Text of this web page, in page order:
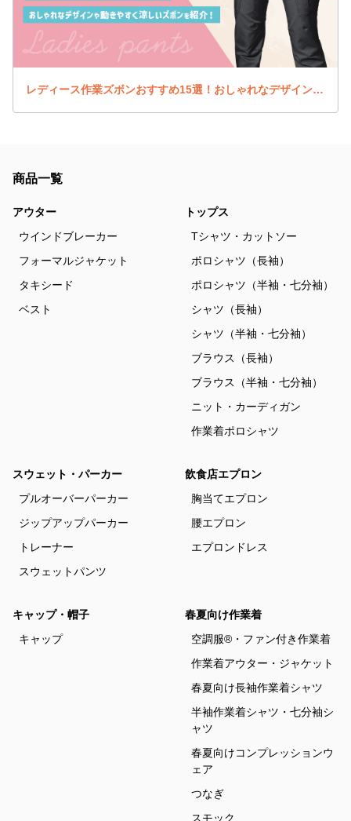
レディース作業ズボンおすすめ15選！おしゃれなデザインや動きやすく涼しいズボンを紹介！
商品一覧
アウター
ウインドブレーカー
フォーマルジャケット
タキシード
ベスト
トップス
Tシャツ・カットソー
ポロシャツ（長袖）
ポロシャツ（半袖・七分袖）
シャツ（長袖）
シャツ（半袖・七分袖）
ブラウス（長袖）
ブラウス（半袖・七分袖）
ニット・カーディガン
作業着ポロシャツ
スウェット・パーカー
プルオーバーパーカー
ジップアップパーカー
トレーナー
スウェットパンツ
飲食店エプロン
胸当てエプロン
腰エプロン
エプロンドレス
キャップ・帽子
キャップ
春夏向け作業着
空調服®・ファン付き作業着
作業着アウター・ジャケット
春夏向け長袖作業着シャツ
半袖作業着シャツ・七分袖シ
ャツ
春夏向けコンプレッションウ
ェア
つなぎ
スモック